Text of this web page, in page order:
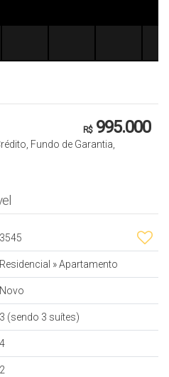
R$995.000
Fundo de Garantia,
3545
Residencial »Apartamento
Novo
3 (sendo 3 suítes)
4
2